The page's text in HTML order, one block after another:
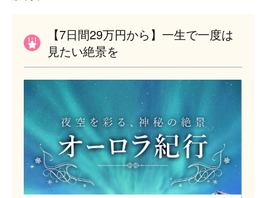
【7日間29万円から】一生で一度は
見たい絶景を